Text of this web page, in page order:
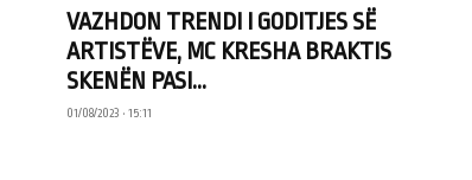
VAZHDON TRENDI I GODITJES SË
ARTISTËVE, MC KRESHA BRAKTIS
SKENËN PASI...
01/08/2023 • 15:11